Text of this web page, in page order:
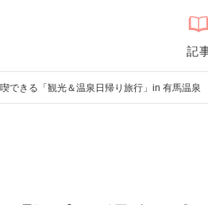
記
できる「観光＆温泉日帰り旅行」in 有馬温泉